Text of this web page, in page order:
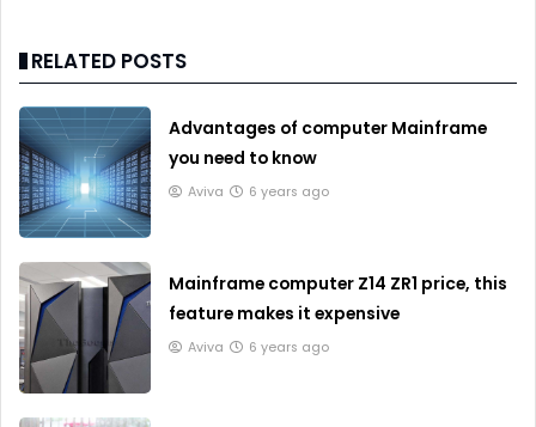
RELATED POSTS
Advantages of computer Mainframe
you need to know
Aviva 6 years ago
Mainframe computer Z14 ZR1 price, this
feature makes it expensive
Aviva 6 years ago